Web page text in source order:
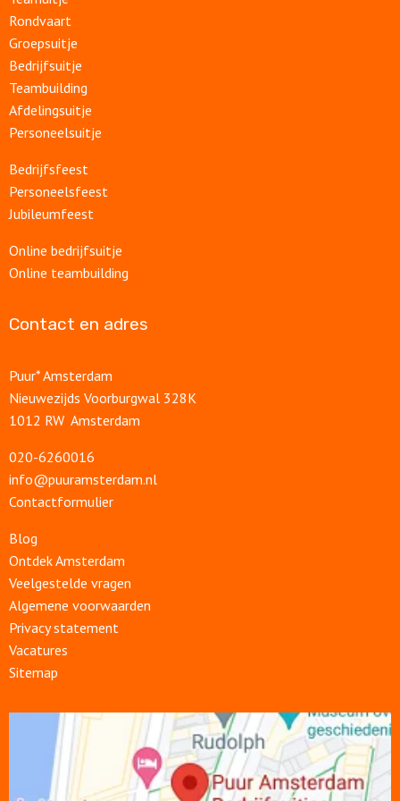
Rondvaart
Groepsuitje
Bedrijfsuitje
Teambuilding
Afdelingsuitje
Personeelsuitje
Bedrijfsfeest
Personeelsfeest
Jubileumfeest
Online bedrijfsuitje
Online teambuilding
Contact en adres
Puur* Amsterdam
Nieuwezijds Voorburgwal 328K
1012 RW Amsterdam
020-6260016
info@puuramsterdam.nl
Contactformulier
Blog
Ontdek Amsterdam
Veelgestelde vragen
Algemene voorwaarden
Privacy statement
Vacatures
Sitemap